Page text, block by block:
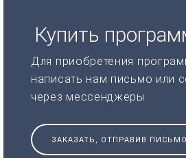
Купить
Для приобретения
написать нам письмо или
через мессенджеры
ЗАКАЗАТЬ, ОТПРАВИВ ПИСЬМО